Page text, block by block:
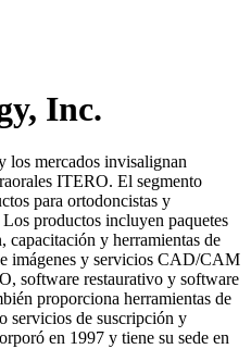
Inc.
los mercados invisalignan
ITERO. El segmento
para ortodoncistas y
productos incluyen paquetes
capacitación y herramientas de
imágenes y servicios CAD/CAM
software restaurativo y software
proporciona herramientas de
servicios de suscripción y
en 1997 y tiene su sede en